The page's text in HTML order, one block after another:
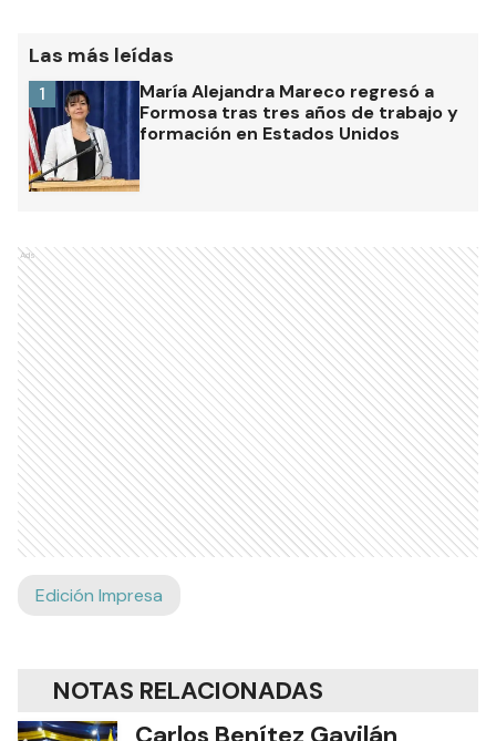
Las más leídas
María Alejandra Mareco regresó a
Formosa tras tres años de trabajo y
formación en Estados Unidos
1
Ads
Edición Impresa
NOTAS RELACIONADAS